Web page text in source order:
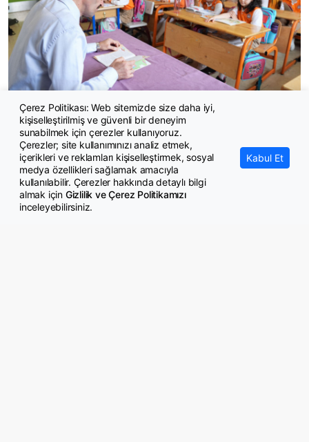
Talip Geylan: Norm kadro açığı 55 ilde 80 bin 449
Çerez Politikası: Web sitemizde size daha iyi,
kişiselleştirilmiş ve güvenli bir deneyim
sunabilmek için çerezler kullanıyoruz.
Çerezler; site kullanımınızı analiz etmek,
içerikleri ve reklamları kişiselleştirmek, sosyal
medya özellikleri sağlamak amacıyla
kullanılabilir. Çerezler hakkında detaylı bilgi
almak için Gizlilik ve Çerez Politikamızı
inceleyebilirsiniz.
Kabul Et